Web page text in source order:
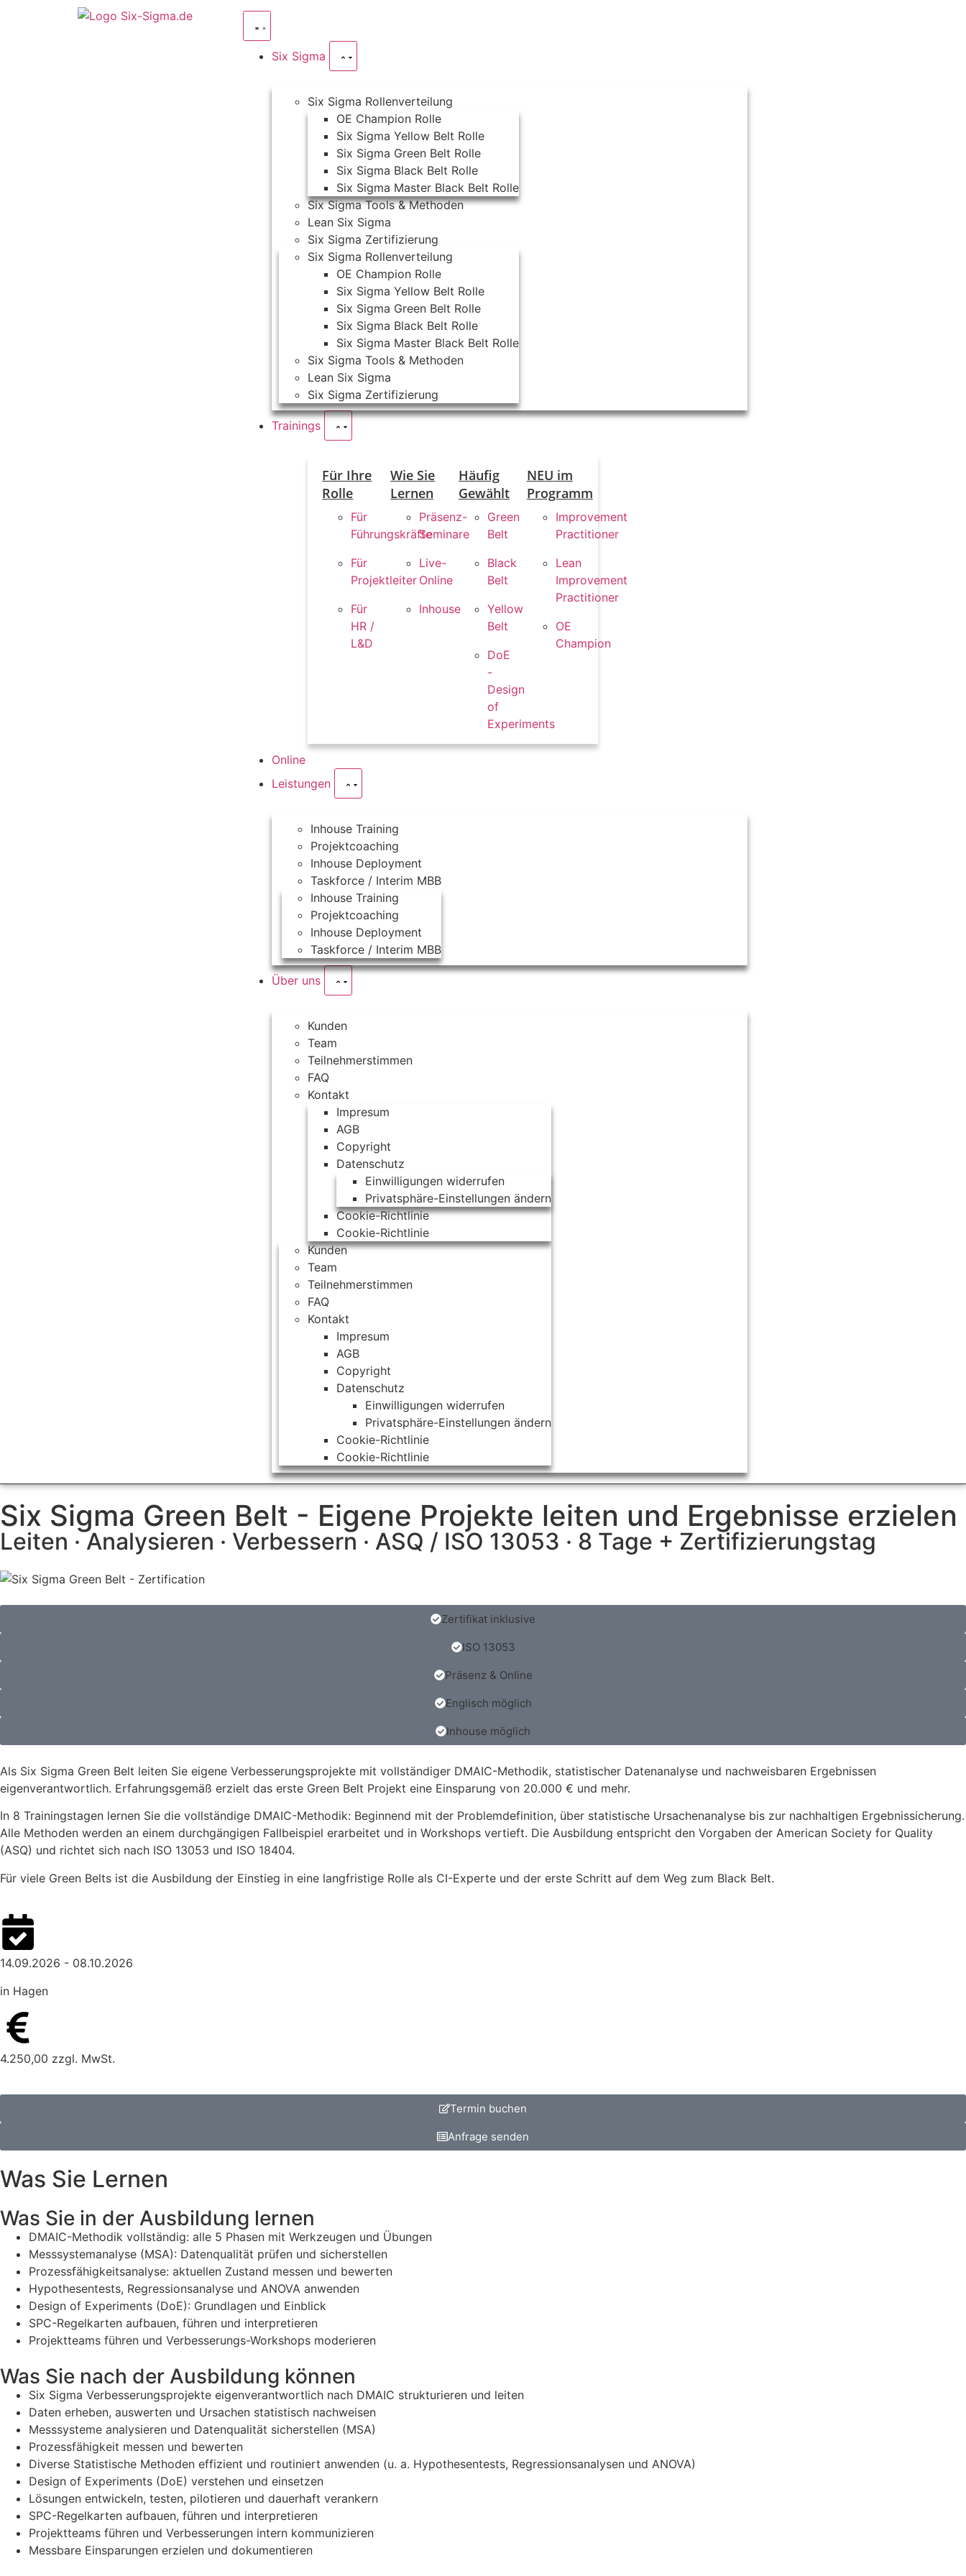
Six Sigma
Six Sigma Rollenverteilung
OE Champion Rolle
Six Sigma Yellow Belt Rolle
Six Sigma Green Belt Rolle
Six Sigma Black Belt Rolle
Six Sigma Master Black Belt Rolle
Six Sigma Tools & Methoden
Lean Six Sigma
Six Sigma Zertifizierung
Six Sigma Rollenverteilung
OE Champion Rolle
Six Sigma Yellow Belt Rolle
Six Sigma Green Belt Rolle
Six Sigma Black Belt Rolle
Six Sigma Master Black Belt Rolle
Six Sigma Tools & Methoden
Lean Six Sigma
Six Sigma Zertifizierung
Trainings
Für Ihre
Rolle
Für
Führungskräfte
Für
Projektleiter
Für
HR /
L&D
Wie Sie
Lernen
Präsenz-
Seminare
Live-
Online
Inhouse
Häufig
Gewählt
Green
Belt
Black
Belt
Yellow
Belt
DoE
-
Design
of
Experiments
NEU im
Programm
Improvement
Practitioner
Lean
Improvement
Practitioner
OE
Champion
Online
Leistungen
Inhouse Training
Projektcoaching
Inhouse Deployment
Taskforce / Interim MBB
Inhouse Training
Projektcoaching
Inhouse Deployment
Taskforce / Interim MBB
Über uns
Kunden
Team
Teilnehmerstimmen
FAQ
Kontakt
Impresum
AGB
Copyright
Datenschutz
Einwilligungen widerrufen
Privatsphäre-Einstellungen ändern
Cookie-Richtlinie
Cookie-Richtlinie
Kunden
Team
Teilnehmerstimmen
FAQ
Kontakt
Impresum
AGB
Copyright
Datenschutz
Einwilligungen widerrufen
Privatsphäre-Einstellungen ändern
Cookie-Richtlinie
Cookie-Richtlinie
Six Sigma Green Belt - Eigene Projekte leiten und Ergebnisse erzielen
Leiten · Analysieren · Verbessern · ASQ / ISO 13053 · 8 Tage + Zertifizierungstag
Zertifikat inklusive
ISO 13053
Präsenz & Online
Englisch möglich
Inhouse möglich
Als Six Sigma Green Belt leiten Sie eigene Verbesserungsprojekte mit vollständiger DMAIC-Methodik, statistischer Datenanalyse und nachweisbaren Ergebnissen
eigenverantwortlich. Erfahrungsgemäß erzielt das erste Green Belt Projekt eine Einsparung von 20.000 € und mehr.
In 8 Trainingstagen lernen Sie die vollständige DMAIC-Methodik: Beginnend mit der Problemdefinition, über statistische Ursachenanalyse bis zur nachhaltigen Ergebnissicherung.
Alle Methoden werden an einem durchgängigen Fallbeispiel erarbeitet und in Workshops vertieft. Die Ausbildung entspricht den Vorgaben der American Society for Quality
(ASQ) und richtet sich nach ISO 13053 und ISO 18404.
Für viele Green Belts ist die Ausbildung der Einstieg in eine langfristige Rolle als CI-Experte und der erste Schritt auf dem Weg zum Black Belt.
14.09.2026 - 08.10.2026
in Hagen
4.250,00 zzgl. MwSt.
Termin buchen
Anfrage senden
Was Sie Lernen
Was Sie in der Ausbildung lernen
DMAIC-Methodik vollständig: alle 5 Phasen mit Werkzeugen und Übungen
Messsystemanalyse (MSA): Datenqualität prüfen und sicherstellen
Prozessfähigkeitsanalyse: aktuellen Zustand messen und bewerten
Hypothesentests, Regressionsanalyse und ANOVA anwenden
Design of Experiments (DoE): Grundlagen und Einblick
SPC-Regelkarten aufbauen, führen und interpretieren
Projektteams führen und Verbesserungs-Workshops moderieren
Was Sie nach der Ausbildung können
Six Sigma Verbesserungsprojekte eigenverantwortlich nach DMAIC strukturieren und leiten
Daten erheben, auswerten und Ursachen statistisch nachweisen
Messsysteme analysieren und Datenqualität sicherstellen (MSA)
Prozessfähigkeit messen und bewerten
Diverse Statistische Methoden effizient und routiniert anwenden (u. a. Hypothesentests, Regressionsanalysen und ANOVA)
Design of Experiments (DoE) verstehen und einsetzen
Lösungen entwickeln, testen, pilotieren und dauerhaft verankern
SPC-Regelkarten aufbauen, führen und interpretieren
Projektteams führen und Verbesserungen intern kommunizieren
Messbare Einsparungen erzielen und dokumentieren